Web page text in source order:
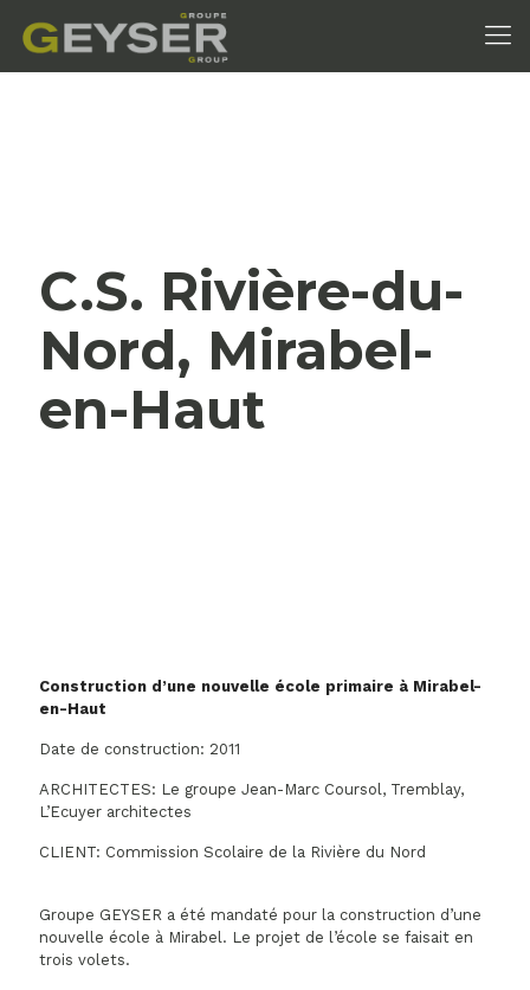
C.S. Rivière-du-
Nord, Mirabel-
en-Haut
Construction d’une nouvelle école primaire à Mirabel-
en-Haut
Date de construction: 2011
ARCHITECTES: Le groupe Jean-Marc Coursol, Tremblay,
L’Ecuyer architectes
CLIENT: Commission Scolaire de la Rivière du Nord
Groupe GEYSER a été mandaté pour la construction d’une
nouvelle école à Mirabel. Le projet de l’école se faisait en
trois volets.